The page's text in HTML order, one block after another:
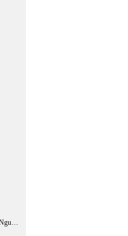
Buổi Chiều Đầu Năm Với Nhà Văn Nguyễn Văn Xuân